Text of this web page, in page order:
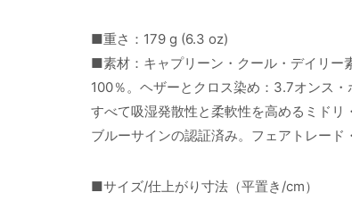
■重さ：179 g (6.3 oz)
■素材：キャプリーン・クール・デイリー
100％。ヘザーとクロス染め：3.7オンス
すべて吸湿発散性と柔軟性を高めるミドリ
ブルーサインの認証済み。フェアトレード
■サイズ/仕上がり寸法（平置き/cm）